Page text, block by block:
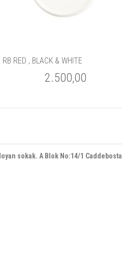
RB RED , BLACK & WHITE
2.500,00
sokak. A Blok No:14/1